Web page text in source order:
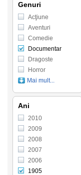
Genuri
Acţiune
Aventuri
Comedie
Documentar
Dragoste
Horror
Mai mult...
Ani
2010
2009
2008
2007
2006
1905